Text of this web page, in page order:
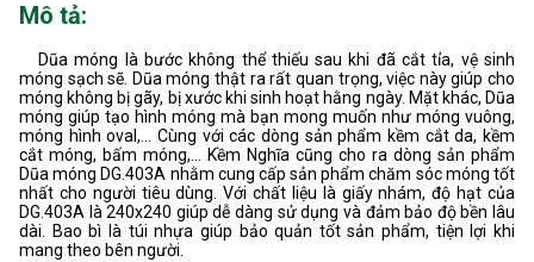
Mô tả:
Dũa móng là bước không thể thiếu sau khi đã cắt tỉa, vệ sinh
móng sạch sẽ. Dũa móng thật ra rất quan trọng, việc này giúp cho
móng không bị gãy, bị xước khi sinh hoạt hằng ngày. Mặt khác, Dũa
móng giúp tạo hình móng mà bạn mong muốn như móng vuông,
móng hình oval,... Cùng với các dòng sản phẩm kềm cắt da, kềm
cắt móng, bấm móng,... Kềm Nghĩa cũng cho ra dòng sản phẩm
Dũa móng DG.403A nhằm cung cấp sản phẩm chăm sóc móng tốt
nhất cho người tiêu dùng. Với chất liệu là giấy nhám, độ hạt của
DG.403A là 240x240 giúp dễ dàng sử dụng và đảm bảo độ bền lâu
dài. Bao bì là túi nhựa giúp bảo quản tốt sản phẩm, tiện lợi khi
mang theo bên người.